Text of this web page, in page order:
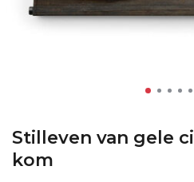
Stilleven van gele
kom